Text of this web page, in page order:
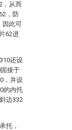
，从而
，防
因此可
62进
还设
接于
，并设
的内托
边332
托，